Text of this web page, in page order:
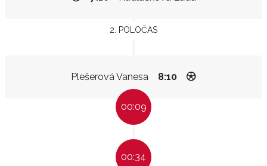
2. POLOČAS
Plešerová Vanesa 8:10
00:09
00:34